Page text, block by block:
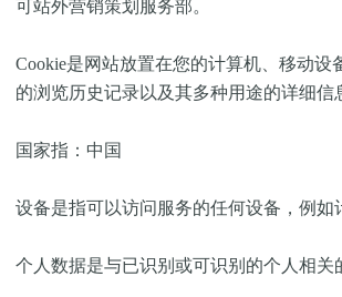
可站外营销策划服务部。
Cookie是网站放置在您的计算机、移动
的浏览历史记录以及其多种用途的详细信
国家指：中国
设备是指可以访问服务的任何设备，例如
个人数据是与已识别或可识别的个人相关